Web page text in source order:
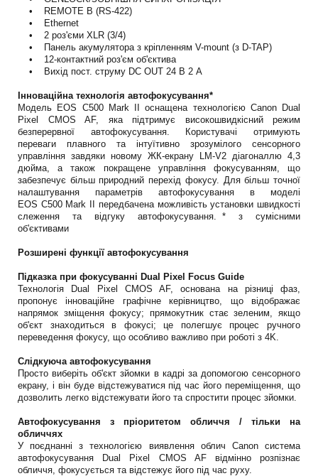
• REMOTE B (RS-422)
• Ethernet
• 2 роз'єми XLR (3/4)
• Панель акумулятора з кріпленням V-mount (з D-TAP)
• 12-контактний роз'єм об'єктива
• Вихід пост. струму DC OUT 24 В 2 А
Інноваційна технологія автофокусування*
Модель EOS C500 Mark II оснащена технологією Canon Dual
Pixel CMOS AF, яка підтримує високошвидкісний режим
безперервної автофокусування. Користувачі отримують
переваги плавного та інтуїтивно зрозумілого сенсорного
управління завдяки новому ЖК-екрану LM-V2 діагоналлю 4,3
дюйма, а також покращене управління фокусуванням, що
забезпечує більш природний перехід фокусу. Для більш точної
налаштування параметрів автофокусування в моделі
EOS C500 Mark II передбачена можливість установки швидкості
слеження та відгуку автофокусування. * з сумісними
об'єктивами
Розширені функції автофокусування
Підказка при фокусуванні Dual Pixel Focus Guide
Технологія Dual Pixel CMOS AF, основана на різниці фаз,
пропонує інноваційне графічне керівництво, що відображає
напрямок зміщення фокусу; прямокутник стає зеленим, якщо
об'єкт знаходиться в фокусі; це полегшує процес ручного
переведення фокусу, що особливо важливо при роботі з 4K.
Слідкуюча автофокусування
Просто виберіть об'єкт зйомки в кадрі за допомогою сенсорного
екрану, і він буде відстежуватися під час його переміщення, що
дозволить легко відстежувати його та спростити процес зйомки.
Автофокусування з пріоритетом обличчя / тільки на
обличчях
У поєднанні з технологією виявлення облич Canon система
автофокусування Dual Pixel CMOS AF відмінно розпізнає
обличчя, фокусується та відстежує його під час руху.